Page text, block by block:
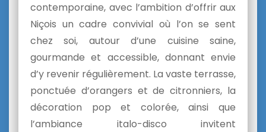
contemporaine, avec l’ambition d’offrir aux
Niçois un cadre convivial où l’on se sent
chez soi, autour d’une cuisine saine,
gourmande et accessible, donnant envie
d’y revenir régulièrement. La vaste terrasse,
ponctuée d’orangers et de citronniers, la
décoration pop et colorée, ainsi que
l’ambiance italo-disco invitent